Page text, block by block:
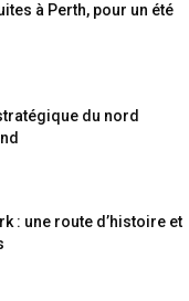
à Perth, pour un été
du nord
: une route d’histoire et